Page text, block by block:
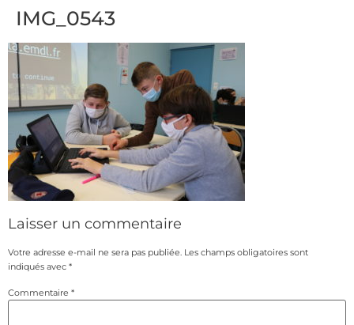
IMG_0543
Laisser un commentaire
Votre adresse e-mail ne sera pas publiée. Les champs obligatoires sont
indiqués avec *
Commentaire *